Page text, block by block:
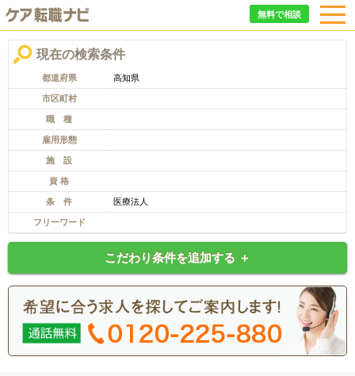
無料で相談
現在の検索条件
都道府県 高知県
市区町村
職 種
雇用形態
施 設
資 格
条 件 医療法人
フリーワード
こだわり条件を追加する ＋